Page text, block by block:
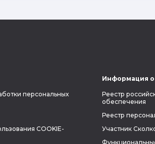
поделиться с
персональных
COOKIE-
Информация
Реестр
обеспечения
Реестр
Участник